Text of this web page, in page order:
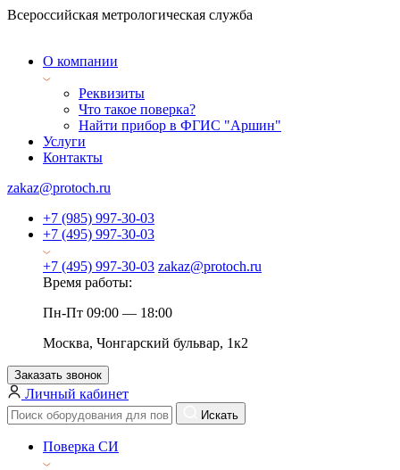
Всероссийская метрологическая служба
О компании
Реквизиты
Что такое поверка?
Найти прибор в ФГИС "Аршин"
Услуги
Контакты
zakaz@protoch.ru
+7 (985) 997-30-03
+7 (495) 997-30-03
+7 (495) 997-30-03 zakaz@protoch.ru
Время работы:
Пн-Пт 09:00 — 18:00
Москва, Чонгарский бульвар, 1к2
Заказать звонок
Личный кабинет
Искать
Поверка СИ